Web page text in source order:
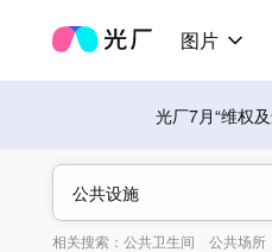
图片
光厂7月“维权
相关搜索： 公共卫生间 公共场所